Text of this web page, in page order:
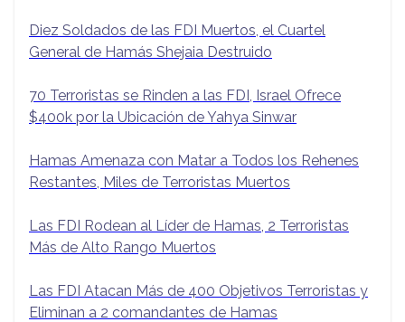
Diez Soldados de las FDI Muertos, el Cuartel
General de Hamás Shejaia Destruido
70 Terroristas se Rinden a las FDI, Israel Ofrece
$400k por la Ubicación de Yahya Sinwar
Hamas Amenaza con Matar a Todos los Rehenes
Restantes, Miles de Terroristas Muertos
Las FDI Rodean al Líder de Hamas, 2 Terroristas
Más de Alto Rango Muertos
Las FDI Atacan Más de 400 Objetivos Terroristas y
Eliminan a 2 comandantes de Hamas